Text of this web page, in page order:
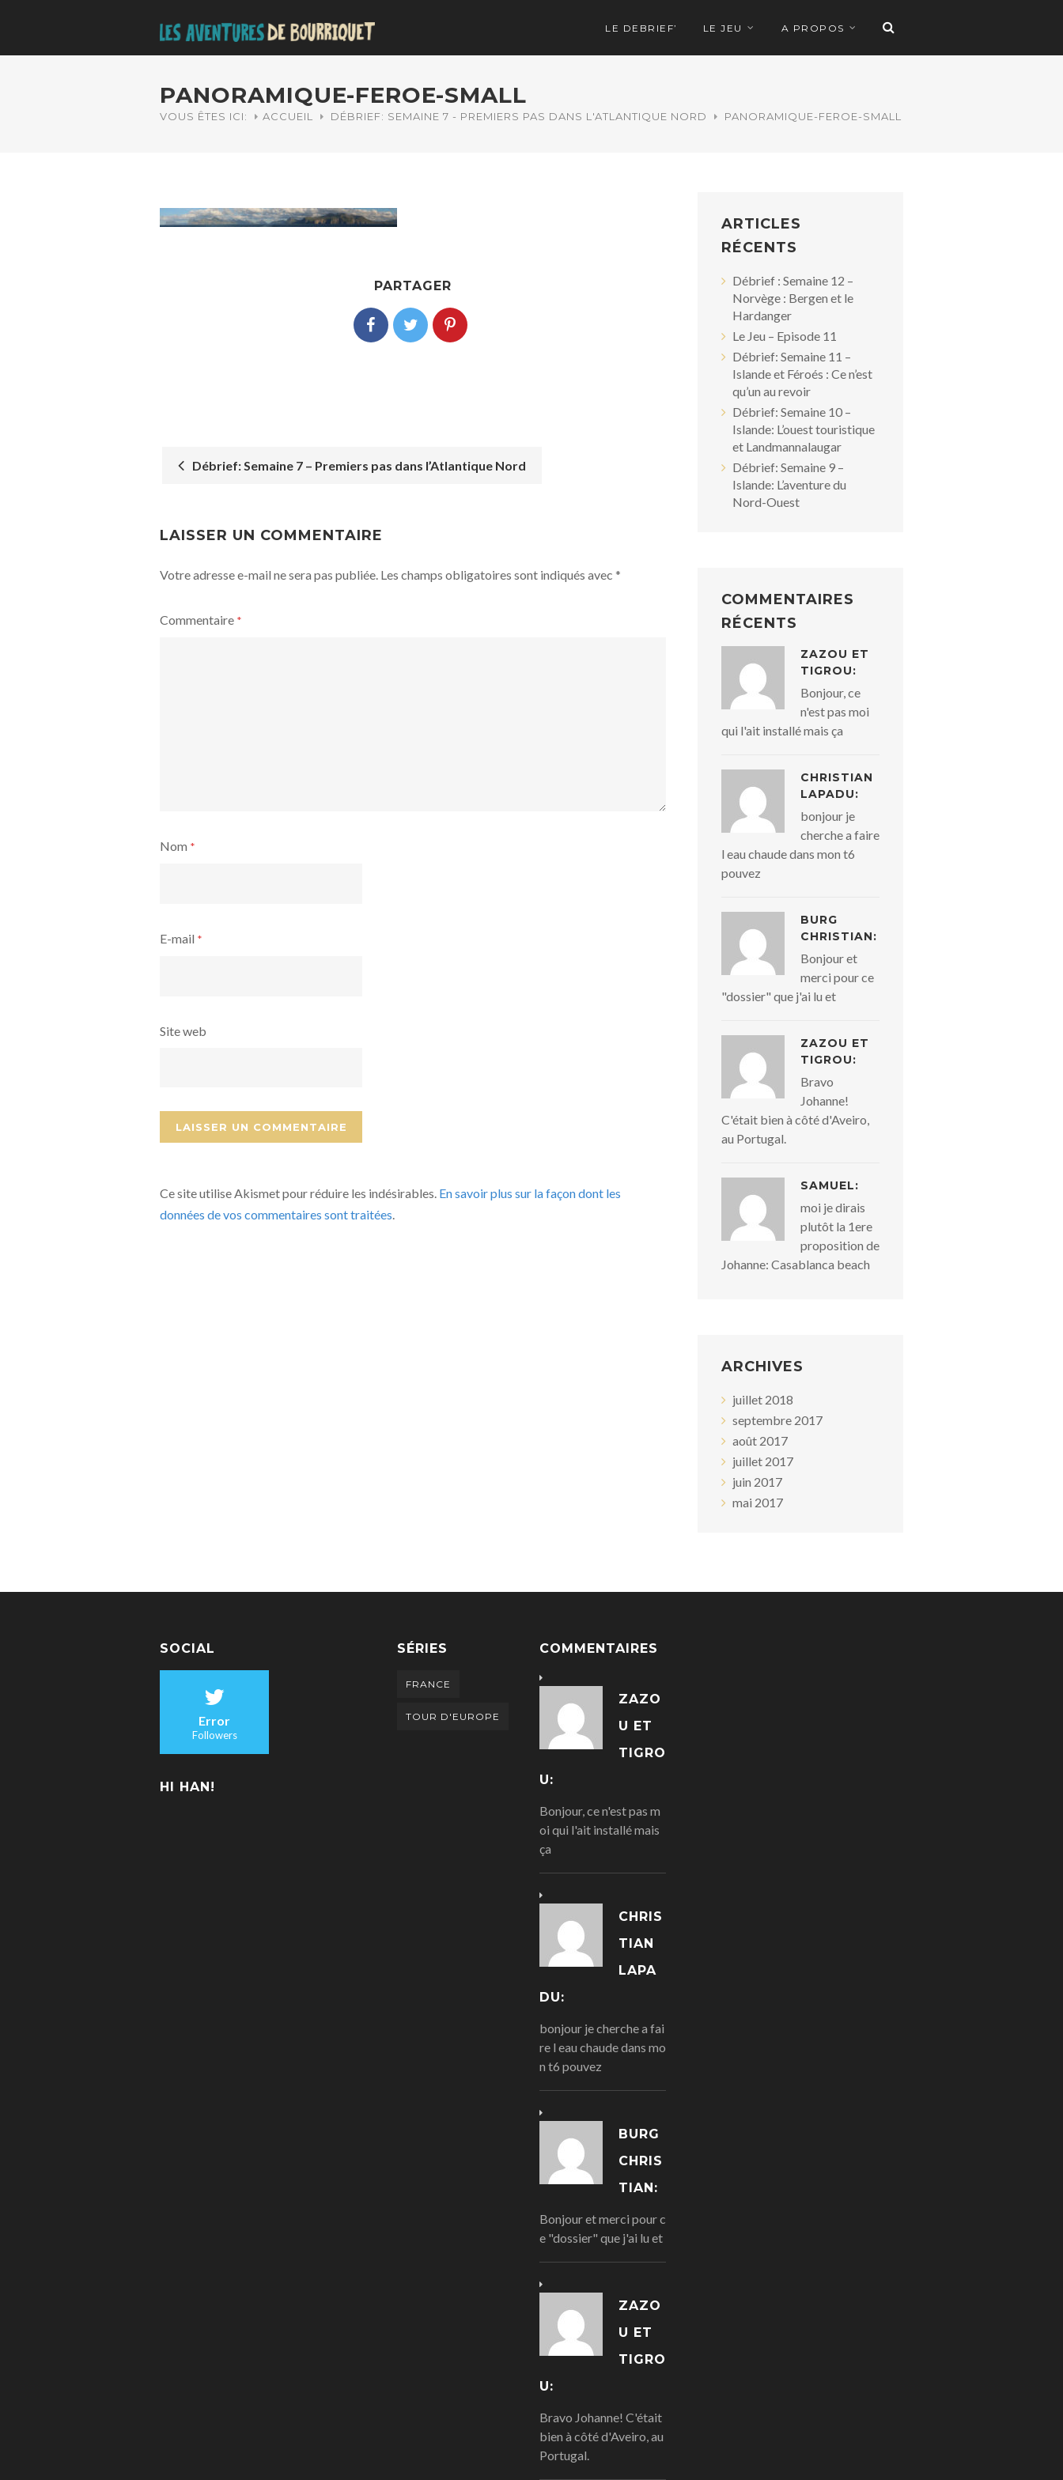
LE DEBRIEF’ LE JEU A PROPOS
PANORAMIQUE-FEROE-SMALL
VOUS ÊTES ICI: ACCUEIL DÉBRIEF: SEMAINE 7 - PREMIERS PAS DANS L'ATLANTIQUE NORD PANORAMIQUE-FEROE-SMALL
PARTAGER
NAVIGATION
Débrief: Semaine 7 – Premiers pas dans l’Atlantique Nord
LAISSER UN COMMENTAIRE
Votre adresse e-mail ne sera pas publiée. Les champs obligatoires sont indiqués avec *
Commentaire *
Nom *
E-mail *
Site web
Ce site utilise Akismet pour réduire les indésirables. En savoir plus sur la façon dont les
données de vos commentaires sont traitées.
ARTICLES
RÉCENTS
Débrief : Semaine 12 –
Norvège : Bergen et le
Hardanger
Le Jeu – Episode 11
Débrief: Semaine 11 –
Islande et Féroés : Ce n’est
qu’un au revoir
Débrief: Semaine 10 –
Islande: L’ouest touristique
et Landmannalaugar
Débrief: Semaine 9 –
Islande: L’aventure du
Nord-Ouest
COMMENTAIRES
RÉCENTS
ZAZOU ET
TIGROU:
Bonjour, ce
n'est pas moi
qui l'ait installé mais ça
CHRISTIAN
LAPADU:
bonjour je
cherche a faire
l eau chaude dans mon t6
pouvez
BURG
CHRISTIAN:
Bonjour et
merci pour ce
"dossier" que j'ai lu et
ZAZOU ET
TIGROU:
Bravo
Johanne!
C'était bien à côté d'Aveiro,
au Portugal.
SAMUEL:
moi je dirais
plutôt la 1ere
proposition de
Johanne: Casablanca beach
ARCHIVES
juillet 2018
septembre 2017
août 2017
juillet 2017
juin 2017
mai 2017
SOCIAL
Error
Followers
HI HAN!
SÉRIES
FRANCE
TOUR D'EUROPE
COMMENTAIRES
ZAZO
U ET
TIGRO
U:
Bonjour, ce n'est pas m
oi qui l'ait installé mais
ça
CHRIS
TIAN
LAPA
DU:
bonjour je cherche a fai
re l eau chaude dans mo
n t6 pouvez
BURG
CHRIS
TIAN:
Bonjour et merci pour c
e "dossier" que j'ai lu et
ZAZO
U ET
TIGRO
U:
Bravo Johanne! C'était
bien à côté d'Aveiro, au
Portugal.